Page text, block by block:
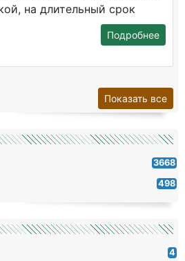
3668
498
4
на длительный срок
Подробнее
Показать все